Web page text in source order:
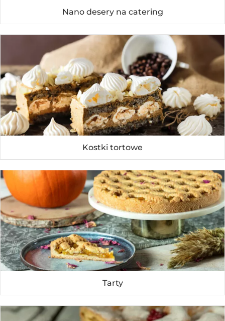
Nano desery na catering
Kostki tortowe
Tarty